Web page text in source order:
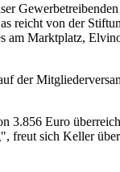
reicht von der
am Marktplatz,
der
3.856 Euro
freut sich Keller